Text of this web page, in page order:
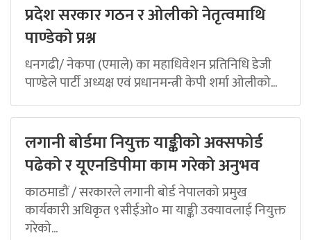
प्रदेश सरकार गठन र ओलीको नेतृत्वमाथि
पाण्डेको प्रश्न
धनगढी/ नेकपा (एमाले) का महाधिवेशन प्रतिनिधि डेजी
पाण्डेले पार्टी अध्यक्ष एवं प्रधानमन्त्री केपी शर्मा ओलीको...
लगानी बोर्डमा नियुक्त याङ्कीको अक्सफोर्ड
पढेको र यूएनडिपीमा काम गरेको अनुभव
काठमाडौं / सरकारले लगानी बोर्ड नेपालको प्रमुख
कार्यकारी अधिकृत ९सीईओ० मा याङ्की उक्यावलाई नियुक्त
गरेको...